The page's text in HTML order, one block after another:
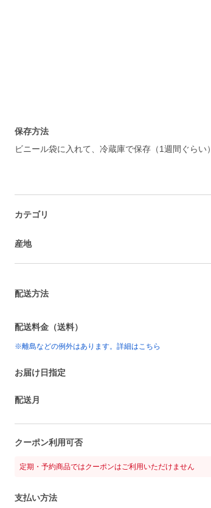
保存方法
ビニール袋に入れて、冷蔵庫で保存（1週間ぐらい）
カテゴリ
産地
配送方法
配送料金（送料）
※離島などの例外はあります。詳細はこちら
お届け日指定
配送月
クーポン利用可否
定期・予約商品ではクーポンはご利用いただけません
支払い方法